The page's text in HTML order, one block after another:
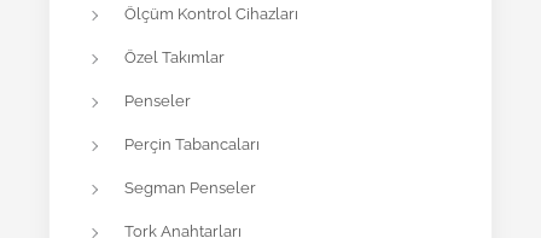
Ölçüm Kontrol Cihazları
Özel Takımlar
Penseler
Perçin Tabancaları
Segman Penseler
Tork Anahtarları